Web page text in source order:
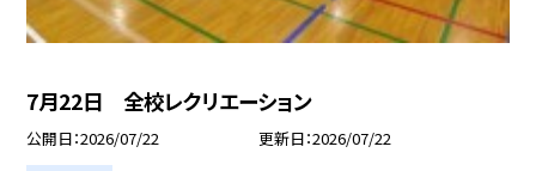
7月22日 全校レクリエーション
公開日 2026/07/22 更新日 2026/07/22